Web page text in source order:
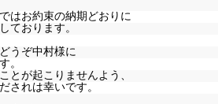
はお約束の納期どおりに
ております。
うぞ中村様に
。
とが起こりませんよう、
されは幸いです。